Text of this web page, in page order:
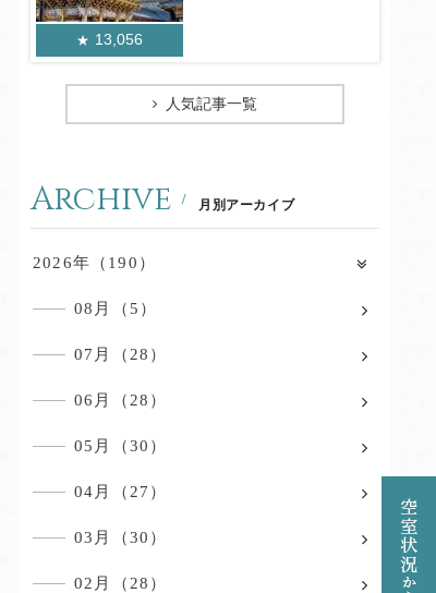
13,056
人気記事一覧
Archive 月別アーカイブ
2026年（190）
08月（5）
07月（28）
06月（28）
05月（30）
04月（27）
03月（30）
02月（28）